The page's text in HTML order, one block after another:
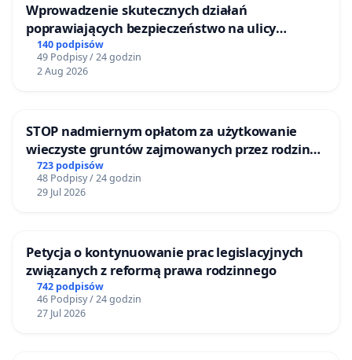
Wprowadzenie skutecznych działań
poprawiających bezpieczeństwo na ulicy
Żeromskiego w Otwocku
140 podpisów
49 Podpisy / 24 godzin
2 Aug 2026
STOP nadmiernym opłatom za użytkowanie
wieczyste gruntów zajmowanych przez rodzinne
ogrody działkowe.
723 podpisów
48 Podpisy / 24 godzin
29 Jul 2026
Petycja o kontynuowanie prac legislacyjnych
związanych z reformą prawa rodzinnego
742 podpisów
46 Podpisy / 24 godzin
27 Jul 2026